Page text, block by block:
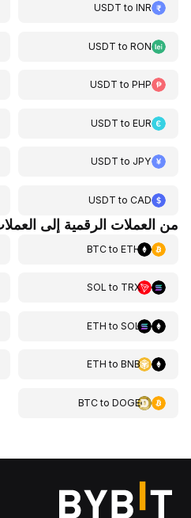
USDT toINR
USDT toRON
USDT toPHP
USDT toEUR
USDT toJPY
USDT toCAD
من العملات الرقمية إلى
BTCtoETH
SOL to TRX
ETH toSOL
ETH toBNB
BTCtoDOGE